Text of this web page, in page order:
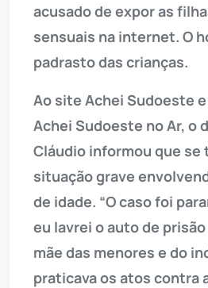
acusado de expor as
sensuais na internet. O
padrasto das crianças.
Ao site Achei Sudoeste
Achei Sudoeste no Ar, o
Cláudio informou que se
situação grave
de idade. “O caso foi
eu lavrei o auto de
mãe das menores e do
praticava os atos contra